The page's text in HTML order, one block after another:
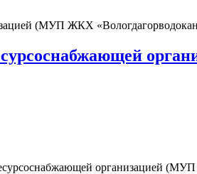
(МУП ЖКХ
организацией